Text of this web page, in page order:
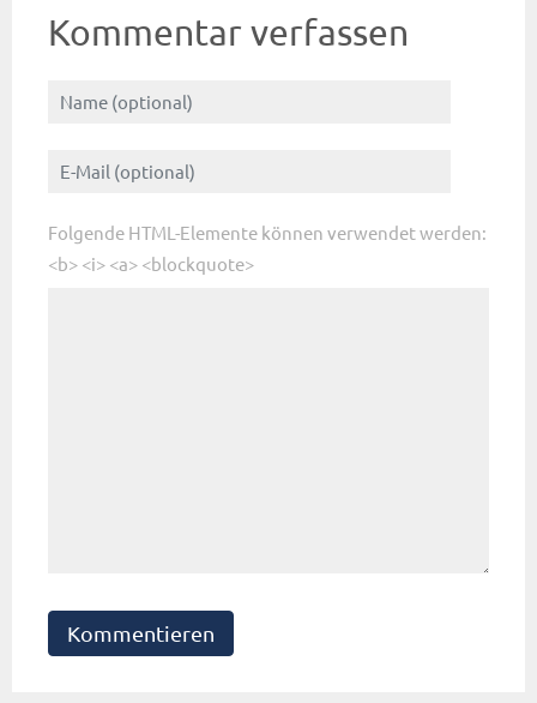
Kommentar verfassen
Folgende HTML-Elemente können verwendet werden:
<b> <i> <a> <blockquote>
Kommentieren